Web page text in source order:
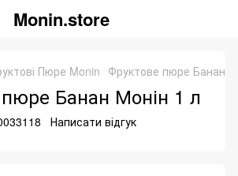
Monin.store
Пюре Monin Фруктове пюре Банан
Банан Монін 1 л
Написати відгук